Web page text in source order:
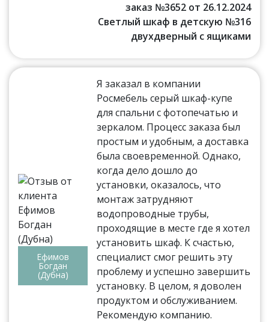
заказ №3652 от 26.12.2024
Светлый шкаф в детскую №316
двухдверный с ящиками
Ефимов
Богдан
(Дубна)
Я заказал в компании
Росмебель серый шкаф-купе
для спальни с фотопечатью и
зеркалом. Процесс заказа был
простым и удобным, а доставка
была своевременной. Однако,
когда дело дошло до
установки, оказалось, что
монтаж затрудняют
водопроводные трубы,
проходящие в месте где я хотел
установить шкаф. К счастью,
специалист смог решить эту
проблему и успешно завершить
установку. В целом, я доволен
продуктом и обслуживанием.
Рекомендую компанию.